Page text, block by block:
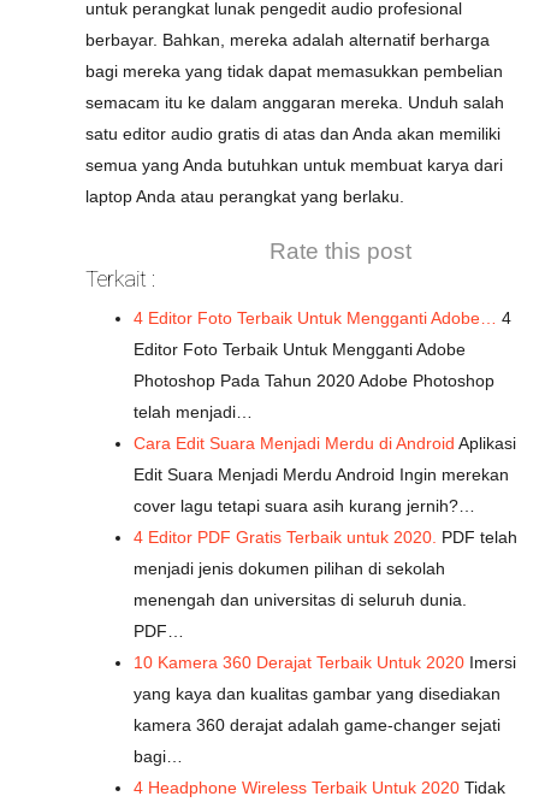
untuk perangkat lunak pengedit audio profesional
berbayar. Bahkan, mereka adalah alternatif berharga
bagi mereka yang tidak dapat memasukkan pembelian
semacam itu ke dalam anggaran mereka. Unduh salah
satu editor audio gratis di atas dan Anda akan memiliki
semua yang Anda butuhkan untuk membuat karya dari
laptop Anda atau perangkat yang berlaku.
Rate this post
Terkait :
4 Editor Foto Terbaik Untuk Mengganti Adobe…
4
Editor Foto Terbaik Untuk Mengganti Adobe
Photoshop Pada Tahun 2020 Adobe Photoshop
telah menjadi…
Cara Edit Suara Menjadi Merdu di Android Aplikasi
Edit Suara Menjadi Merdu Android Ingin merekan
cover lagu tetapi suara asih kurang jernih?…
4 Editor PDF Gratis Terbaik untuk 2020. PDF telah
menjadi jenis dokumen pilihan di sekolah
menengah dan universitas di seluruh dunia.
PDF…
10 Kamera 360 Derajat Terbaik Untuk 2020 Imersi
yang kaya dan kualitas gambar yang disediakan
kamera 360 derajat adalah game-changer sejati
bagi…
4 Headphone Wireless Terbaik Untuk 2020 Tidak